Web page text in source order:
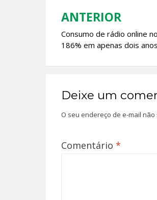
Navegação
de
ANTERIOR
Consumo de rádio online
186% em apenas dois anos
Deixe um
O seu endereço de e-mail
Comentário *